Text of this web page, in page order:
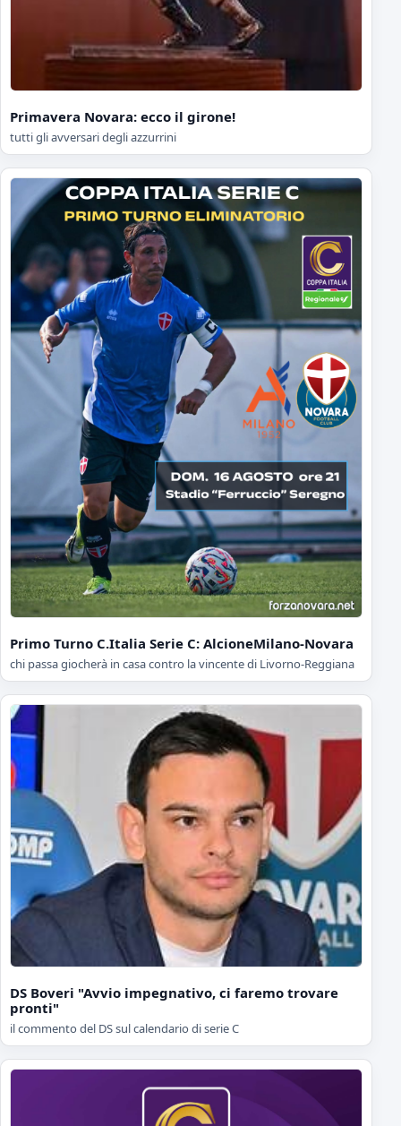
Primavera Novara: ecco il girone!
tutti gli avversari degli azzurrini
Primo Turno C.Italia Serie C: AlcioneMilano-Novara
chi passa giocherà in casa contro la vincente di Livorno-Reggiana
DS Boveri "Avvio impegnativo, ci faremo trovare
pronti"
il commento del DS sul calendario di serie C